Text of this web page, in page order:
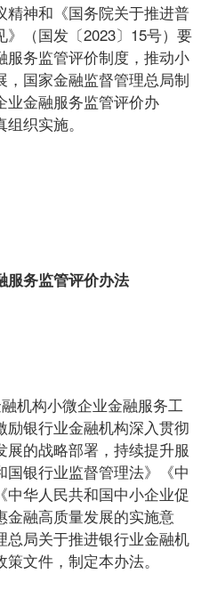
精神和《国务院关于推进普
（国发〔2023〕15号）要
务监管评价制度，推动小
国家金融监督管理总局制
业金融服务监管评价办
织实施。
服务监管评价办法
机构小微企业金融服务工
银行业金融机构深入贯彻
的战略部署，持续提升服
银行业监督管理法》《中
华人民共和国中小企业促
金融高质量发展的实施意
总局关于推进银行业金融机
文件，制定本办法。